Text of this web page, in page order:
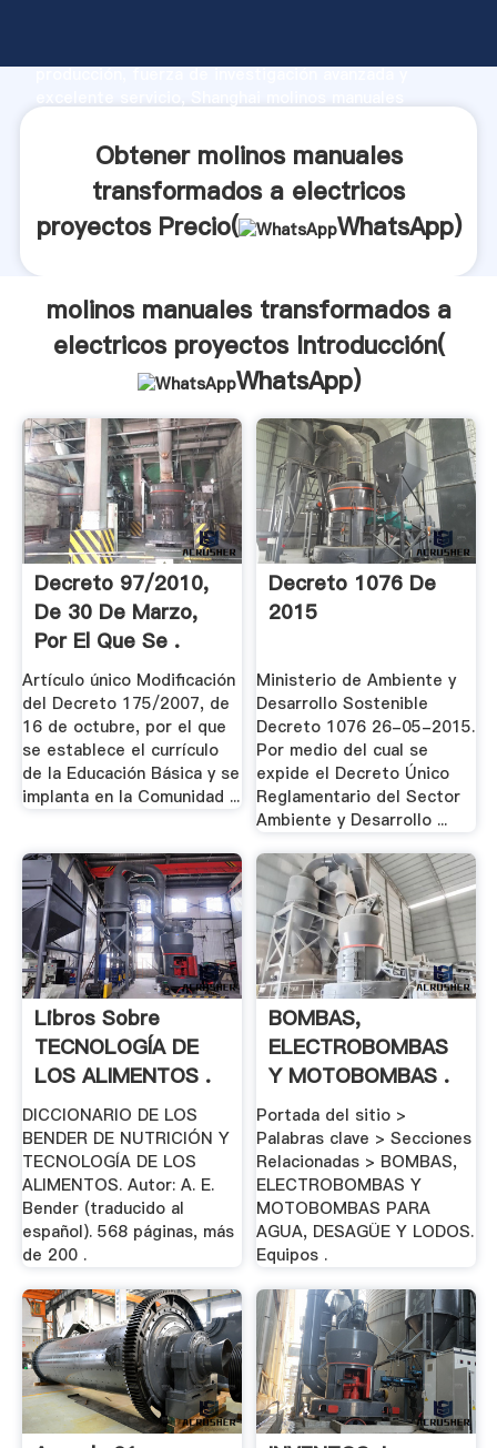
producción, fuerza de investigación avanzada y
crea el valor y aporta valores a todos los clientes.
Obtener molinos manuales
transformados a electricos
proyectos Precio(
WhatsApp)
molinos manuales transformados a
electricos proyectos Introducción(
WhatsApp)
Decreto 97/2010,
De 30 De Marzo,
Por El Que Se .
Artículo único Modificación
del Decreto 175/2007, de
16 de octubre, por el que
se establece el currículo
de la Educación Básica y se
implanta en la Comunidad ...
Decreto 1076 De
2015
Ministerio de Ambiente y
Desarrollo Sostenible
Decreto 1076 26-05-2015.
Por medio del cual se
expide el Decreto Único
Reglamentario del Sector
Ambiente y Desarrollo ...
Libros Sobre
TECNOLOGÍA DE
LOS ALIMENTOS .
DICCIONARIO DE LOS
BENDER DE NUTRICIÓN Y
TECNOLOGÍA DE LOS
ALIMENTOS. Autor: A. E.
Bender (traducido al
español). 568 páginas, más
de 200 .
BOMBAS,
ELECTROBOMBAS
Y MOTOBOMBAS .
Portada del sitio >
Palabras clave > Secciones
Relacionadas > BOMBAS,
ELECTROBOMBAS Y
MOTOBOMBAS PARA
AGUA, DESAGÜE Y LODOS.
Equipos .